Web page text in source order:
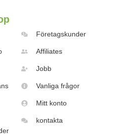
Företagskunder
Affiliates
Jobb
Vanliga frågor
Mitt konto
kontakta